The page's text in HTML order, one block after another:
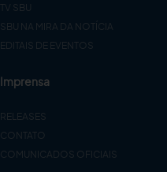
TV SBU
SBU NA MIRA DA NOTÍCIA
EDITAIS DE EVENTOS
Imprensa
RELEASES
CONTATO
COMUNICADOS OFICIAIS